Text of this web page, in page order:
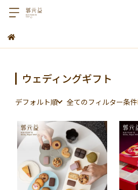
ウェディングギフト
デフォルト順 全てのフィルター条件